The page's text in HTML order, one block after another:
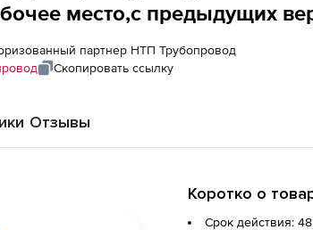
место,с предыдущих
партнер НТП Трубопровод
Скопировать ссылку
Отзывы
Коротко о
Срок действия: